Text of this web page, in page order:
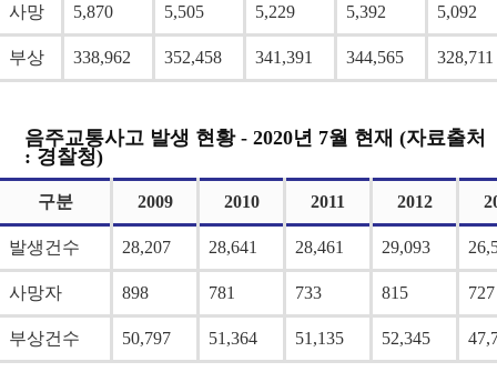
사망 5,870 5,505 5,229 5,392 5,092
부상 338,962 352,458 341,391 344,565 328,711
음주교통사고 발생 현황 - 2020년 7월 현재 (자료출처
: 경찰청)
구분 2009 2010 2011 2012
발생건수 28,207 28,641 28,461 29,093
사망자 898 781 733 815 727
부상건수 50,797 51,364 51,135 52,345